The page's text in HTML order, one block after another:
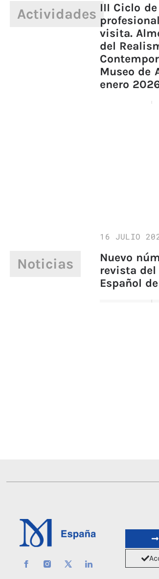
Actividades III Ciclo
visita.
del
Museo de
enero
Noticias
16 JULIO
Nuevo
revista
Español